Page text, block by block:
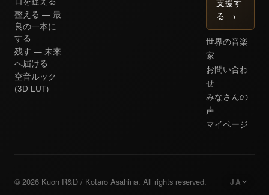
整える — 最
良の一本に
する
残す — 未来
へ届ける
空音ルック
(3D LUT)
る →
世界の音楽
家
お問い合わ
せ
みなさんの
声
マイページ
© 2026 Kuon R&D / Kotaro Asahina. All rights reserved. JA